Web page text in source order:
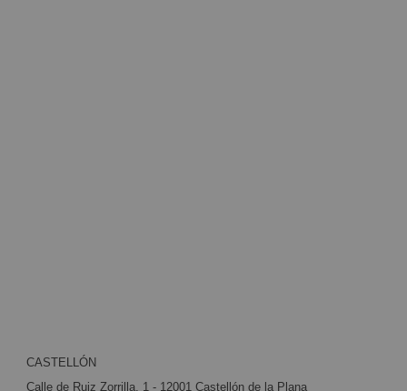
CASTELLÓN
Calle de Ruiz Zorrilla, 1 - 12001 Castellón de la Plana